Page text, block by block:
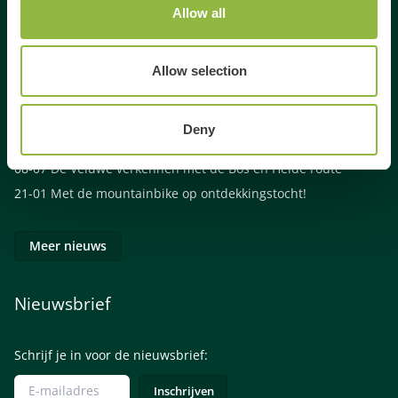
Allow all
Allow selection
Deny
08-07De Veluwe verkennen met de Bos en Heide route
21-01 Met de mountainbike op ontdekkingstocht!
Meer nieuws
Nieuwsbrief
Schrijf je in voor de nieuwsbrief: